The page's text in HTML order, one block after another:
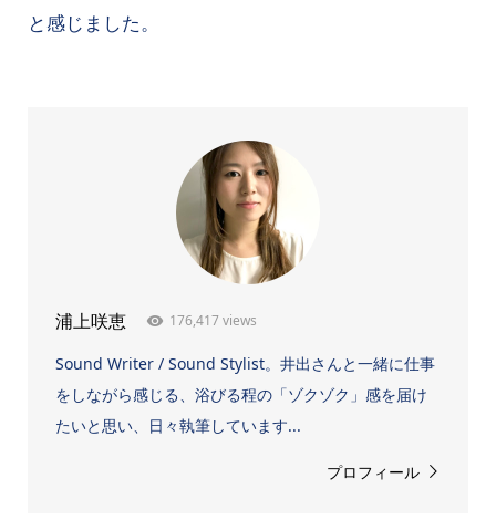
と感じました。
浦上咲恵 176,417 views
Sound Writer / Sound Stylist。井出さんと一緒に仕事
をしながら感じる、浴びる程の「ゾクゾク」感を届け
たいと思い、日々執筆しています...
プロフィール